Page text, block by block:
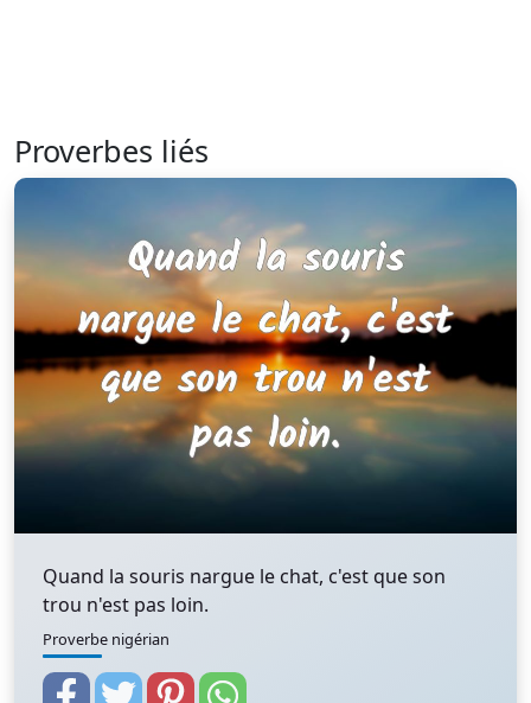
Proverbes liés
Quand la souris nargue le chat, c'est que son
trou n'est pas loin.
Proverbe nigérian